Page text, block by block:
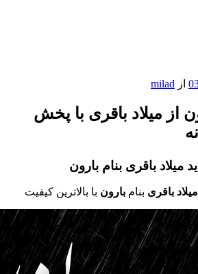
ازmilad
از میلاد باقری با پخش
میلاد باقریبنام بارون
باقریبنامبارونبا بالاترین کیفیت